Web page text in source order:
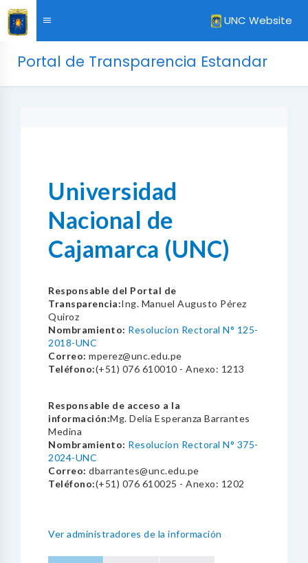
UNC Website
Portal de Transparencia Estandar